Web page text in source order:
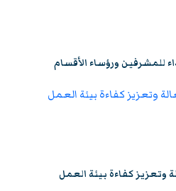
للمشرفين ورؤساء الأقسام
وتعزيز كفاءة بيئة العمل